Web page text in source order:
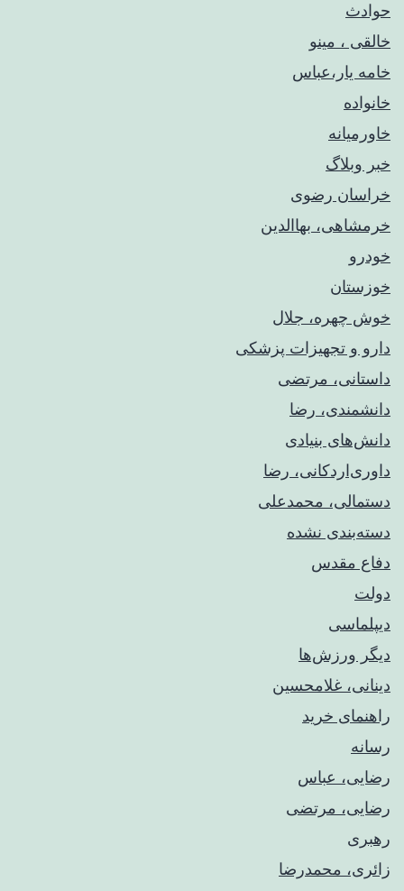
حوادث
خالقی ، مینو
خامه یار،عباس
خانواده
خاورمیانه
خبر وبلاگ
خراسان رضوی
خرمشاهی، بهاالدین
خودرو
خوزستان
خوش چهره، جلال
دارو و تجهیزات پزشکی
داستانی، مرتضی
دانشمندی، رضا
دانش‌های بنیادی
داوری‌اردکانی، رضا
دستمالی، محمدعلی
دسته‌بندی نشده
دفاع مقدس
دولت
دیپلماسی
دیگر ورزش‌ها
دینانی، غلامحسین
راهنمای خريد
رسانه
رضایی، عباس
رضایی، مرتضی
رهبری
زائری، محمدرضا